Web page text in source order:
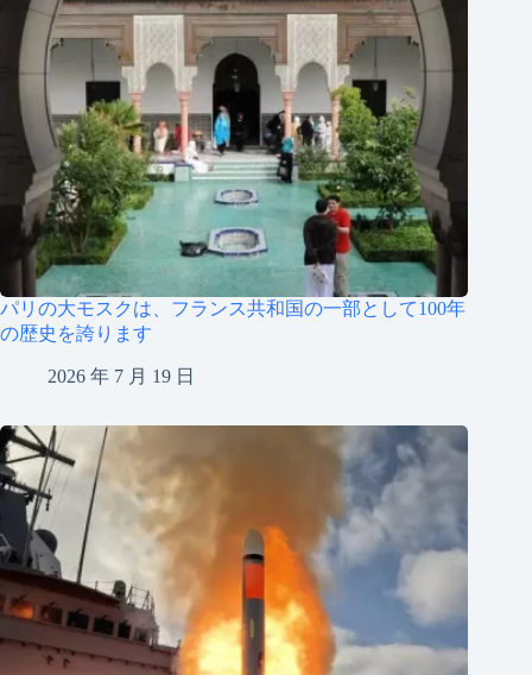
パリの大モスクは、フランス共和国の一部として100年
の歴史を誇ります
2026 年 7 月 19 日